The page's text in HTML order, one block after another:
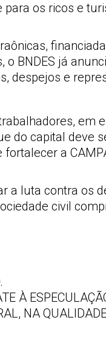
os ricos e
BNDES já
despejos e
em
do capital deve
a
a luta contra os
civil
À
NA